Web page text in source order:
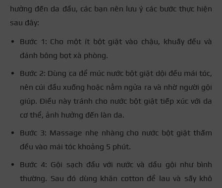
hưởng đến da đầu, các bạn nên lưu ý các bước thực hiện
sau đây:
Bước 1: Cho một ít bột giặt vào chậu, khuấy đều và
đánh bông bọt xà phòng.
Bước 2: Dùng ca để múc nước bột giặt dội đều mái tóc,
nên cúi đầu xuống hoặc nằm ngửa ra và nhờ người gội
giúp. Điều này tránh cho nước bột giặt tiếp xúc với da
cơ thể, ảnh hưởng đến làn da.
Bước 3: Massage nhẹ nhàng cho nước bột giặt thấm
đều vào mái tóc khoảng 5 phút.
Bước 4: Gội sạch đầu với nước và dầu gội như bình
thường. Sau đó dùng khăn cotton để lau và sấy khô